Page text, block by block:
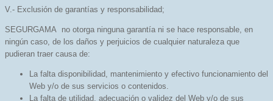
V.- Exclusión de garantías y responsabilidad;
SEGURGAMA no otorga ninguna garantía ni se hace responsable, en
ningún caso, de los daños y perjuicios de cualquier naturaleza que
pudieran traer causa de:
La falta disponibilidad, mantenimiento y efectivo funcionamiento del
Web y/o de sus servicios o contenidos.
La falta de utilidad, adecuación o validez del Web y/o de sus